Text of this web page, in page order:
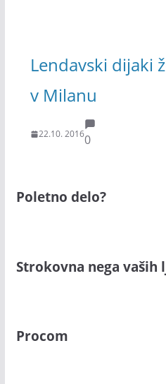
Lendavski dijaki
v Milanu
22.10. 20160
Poletno delo?
Strokovna nega vaših
Procom